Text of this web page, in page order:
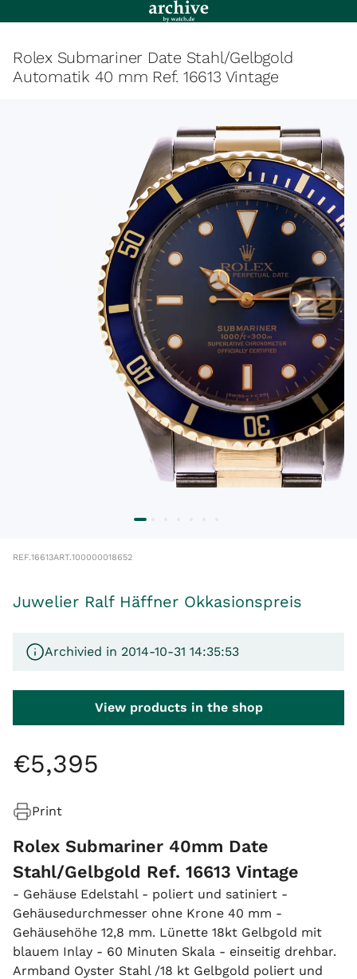
Rolex Submariner Date Stahl/Gelbgold
Automatik 40 mm Ref. 16613 Vintage
REF.16613ART.100000018652
Juwelier Ralf Häffner Okkasionspreis
Archivied in 2014-10-31 14:35:53
View products in the shop
€5,395
Print
Rolex Submariner 40mm Date
Stahl/Gelbgold Ref. 16613 Vintage
- Gehäuse Edelstahl - poliert und satiniert -
Gehäusedurchmesser ohne Krone 40 mm -
Gehäusehöhe 12,8 mm. Lünette 18kt Gelbgold mit
blauem Inlay - 60 Minuten Skala - einseitig drehbar.
Armband Oyster Stahl /18 kt Gelbgold poliert und